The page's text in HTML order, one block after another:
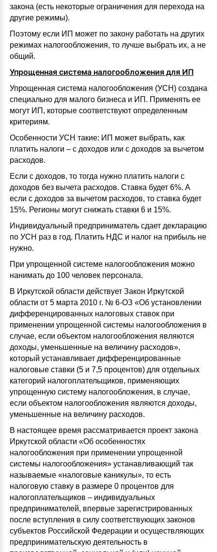
закона (есть некоторые ограничения для перехода на
другие режимы).
Поэтому если ИП может по закону работать на других
режимах налогообложения, то лучше выбрать их, а не
общий.
Упрощенная система налогообложения для ИП
Упрощенная система налогообложения (УСН) создана
специально для малого бизнеса и ИП. Применять ее
могут ИП, которые соответствуют определенным
критериям.
Особенности УСН такие: ИП может выбрать, как
платить налоги – с доходов или с доходов за вычетом
расходов.
Если с доходов, то тогда нужно платить налоги с
доходов без вычета расходов. Ставка будет 6%. А
если с доходов за вычетом расходов, то ставка будет
15%. Регионы могут снижать ставки 6 и 15%.
Индивидуальный предприниматель сдает декларацию
по УСН раз в год. Платить НДС и налог на прибыль не
нужно.
При упрощенной системе налогообложения можно
нанимать до 100 человек персонала.
В Иркутской области действует Закон Иркутской
области от 5 марта 2010 г. № 6-ОЗ «Об установлении
дифференцированных налоговых ставок при
применении упрощенной системы налогообложения в
случае, если объектом налогообложения являются
доходы, уменьшенные на величину расходов»,
который устанавливает дифференцированные
налоговые ставки (5 и 7,5 процентов) для отдельных
категорий налогоплательщиков, применяющих
упрощенную систему налогообложения, в случае,
если объектом налогообложения являются доходы,
уменьшенные на величину расходов.
В настоящее время рассматривается проект закона
Иркутской области «Об особенностях
налогообложения при применении упрощенной
системы налогообложения» устанавливающий так
называемые «налоговые каникулы», то есть
налоговую ставку в размере 0 процентов для
налогоплательщиков – индивидуальных
предпринимателей, впервые зарегистрированных
после вступления в силу соответствующих законов
субъектов Российской Федерации и осуществляющих
предпринимательскую деятельность в